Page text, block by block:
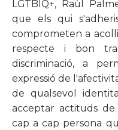
LGTBIQ+, Raúl
que els qui
comprometen a
respecte i bon
discriminació, a
expressió de
de qualsevol
acceptar actituds de
cap a cap persona